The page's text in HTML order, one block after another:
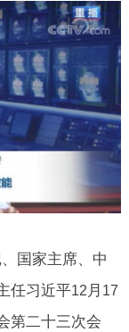
国家主席、中
任习近平12 月 17
第二十三次会